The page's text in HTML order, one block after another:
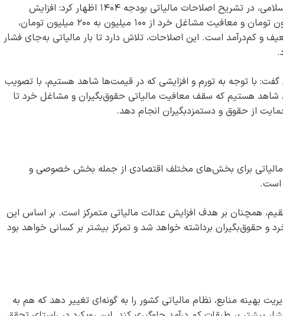
گفتنی است، حامد یزدیان، نماینده مجلس شورای اسلامی، در تشریح اصلاحات مالیاتی بودجه ۱۴۰۴ اظهار کرد: افزایش
معافیت مالیاتی کارمندان از ۱۲ میلیون به ۲۴ میلیون تومان و معافیت مشاغل خرد از ۱۰۰ میلیون به ۲۰۰ میلیون تومان،
کم‌درآمد است. این اصلاحات، تلاش دارد تا بار مالیاتی به‌جای فشار
با توجه به تورم و افزایشی که در قیمت‌ها شاهد هستیم، با تصویب
شاهد هستیم که سقف معافیت مالیاتی حقوق‌بگیران و مشاغل خرد تا
مالیاتی برای بخش‌های مختلف اقتصادی از جمله بخش خصوصی و
است.
همچنان بر هدف افزایش عدالت مالیاتی متمرکز است. بر اساس این
و حقوق‌بگیران برداشته خواهد شد و تمرکز بیشتر بر کسانی خواهد بود
دارد تا ضمن مدیریت بهینه منابع، نظام مالیاتی کشور را به گونه‌ای تغییر دهد که هم به